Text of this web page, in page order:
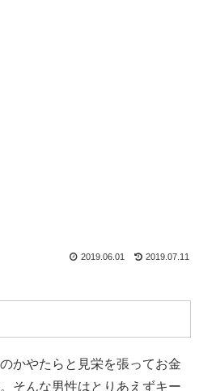
2019.07.11
2019.06.01
かやたらと見栄を張ってお金
そんな男性はとりあえずキー